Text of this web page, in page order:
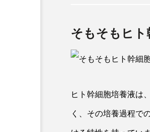
そもそもヒト
ヒト幹細胞培養液は
く、その培養過程で